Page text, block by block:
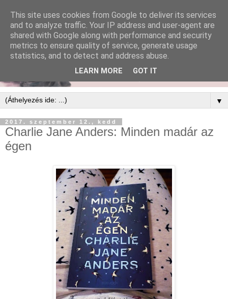
▼
2017. szeptember 12., kedd
Charlie Jane Anders: Minden ​madár az
égen
This site uses cookies from Google to deliver its services
and to analyze traffic. Your IP address and user-agent are
shared with Google along with performance and security
metrics to ensure quality of service, generate usage
statistics, and to detect and address abuse.
LEARN MORE GOT IT